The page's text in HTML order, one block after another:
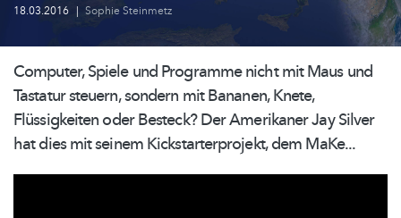
18.03.2016 | Sophie Steinmetz
Computer, Spiele und Programme nicht mit Maus und
Tastatur steuern, sondern mit Bananen, Knete,
Flüssigkeiten oder Besteck? Der Amerikaner Jay Silver
hat dies mit seinem Kickstarterprojekt,dem MaKe...